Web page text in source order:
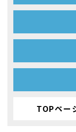
TOPペー